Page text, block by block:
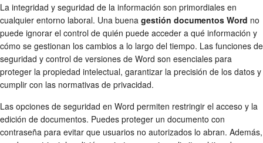
La integridad y seguridad de la información son primordiales en
cualquier entorno laboral. Una buena gestión documentos Word no
puede ignorar el control de quién puede acceder a qué información y
cómo se gestionan los cambios a lo largo del tiempo. Las funciones de
seguridad y control de versiones de Word son esenciales para
proteger la propiedad intelectual, garantizar la precisión de los datos y
cumplir con las normativas de privacidad.
Las opciones de seguridad en Word permiten restringir el acceso y la
edición de documentos. Puedes proteger un documento con
contraseña para evitar que usuarios no autorizados lo abran. Además,